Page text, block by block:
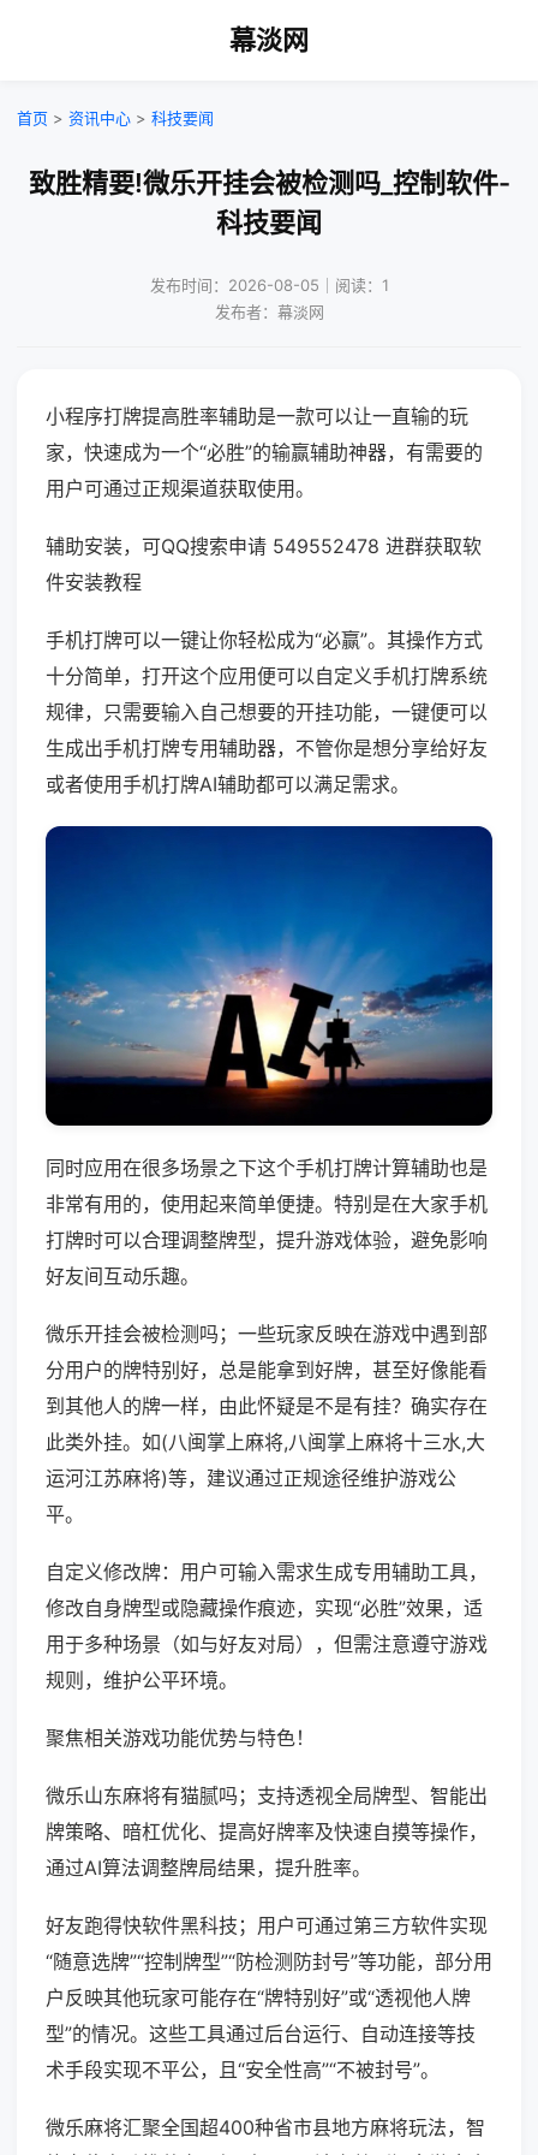
幕淡网
首页 > 资讯中心 > 科技要闻
致胜精要!微乐开挂会被检测吗_控制软件-
科技要闻
发布时间：2026-08-05｜阅读：1
发布者：幕淡网
小程序打牌提高胜率辅助是一款可以让一直输的玩
家，快速成为一个“必胜”的输赢辅助神器，有需要的
用户可通过正规渠道获取使用。
辅助安装，可QQ搜索申请 549552478 进群获取软
件安装教程
手机打牌可以一键让你轻松成为“必赢”。其操作方式
十分简单，打开这个应用便可以自定义手机打牌系统
规律，只需要输入自己想要的开挂功能，一键便可以
生成出手机打牌专用辅助器，不管你是想分享给好友
或者使用手机打牌AI辅助都可以满足需求。
同时应用在很多场景之下这个手机打牌计算辅助也是
非常有用的，使用起来简单便捷。特别是在大家手机
打牌时可以合理调整牌型，提升游戏体验，避免影响
好友间互动乐趣。
微乐开挂会被检测吗；一些玩家反映在游戏中遇到部
分用户的牌特别好，总是能拿到好牌，甚至好像能看
到其他人的牌一样，由此怀疑是不是有挂？确实存在
此类外挂。如(八闽掌上麻将,八闽掌上麻将十三水,大
运河江苏麻将)等，建议通过正规途径维护游戏公
平。
自定义修改牌：用户可输入需求生成专用辅助工具，
修改自身牌型或隐藏操作痕迹，实现“必胜”效果，适
用于多种场景（如与好友对局），但需注意遵守游戏
规则，维护公平环境。
聚焦相关游戏功能优势与特色！
微乐山东麻将有猫腻吗；支持透视全局牌型、智能出
牌策略、暗杠优化、提高好牌率及快速自摸等操作，
通过AI算法调整牌局结果，提升胜率。
好友跑得快软件黑科技；用户可通过第三方软件实现
“随意选牌”“控制牌型”“防检测防封号”等功能，部分用
户反映其他玩家可能存在“牌特别好”或“透视他人牌
型”的情况。这些工具通过后台运行、自动连接等技
术手段实现不平公，且“安全性高”“不被封号”。
微乐麻将汇聚全国超400种省市县地方麻将玩法，智